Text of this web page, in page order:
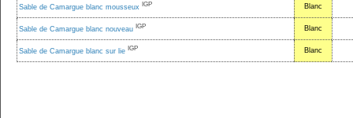
Sable de Camargue blanc mousseux IGP Blanc
Sable de Camargue blanc nouveau IGP Blanc
Sable de Camargue blanc sur lie IGP Blanc